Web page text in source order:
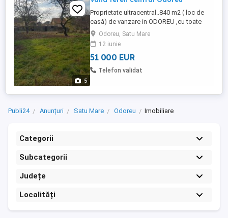
5
Proprietate ultracentral..840 m2 ( loc de
casă) de vanzare in ODOREU ,cu toate
utilitatile accesibile . Front sosea :16.3 m -
53 m lungime. Poziționat pe str. Unirii la la
o distanta de -200- de metri de
Dispensarul Odoreu, Poliția ,Banca
,Primărie ,Școală. Pret -51.000 Euro Rel
Odoreu, Satu Mare
12 iunie
51 000 EUR
Telefon validat
Publi24 Anunțuri Satu Mare Odoreu Imobiliare
Categorii
Subcategorii
Județe
Localități